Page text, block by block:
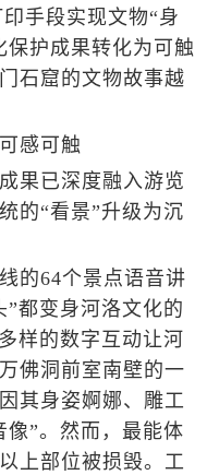
手段实现文物“身
保护成果转化为可触
石窟的文物故事越
感可触
已深度融入游览
的“看景”升级为沉
64个景点语音讲
都变身河洛文化的
样的数字互动让河
佛洞前室南壁的一
其身姿婀娜、雕工
像”。然而，最能体
上部位被损毁。工